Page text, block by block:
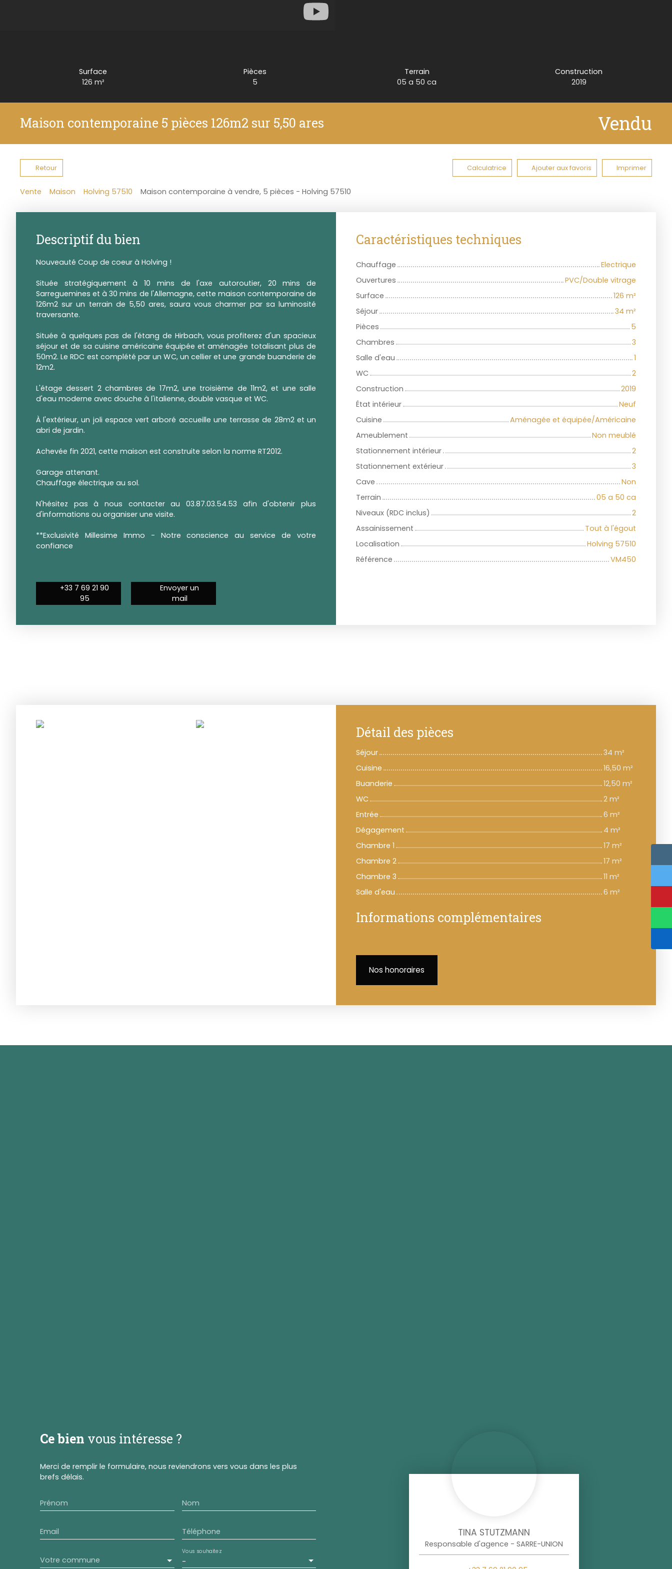
Surface
126 m²
Pièces
5
Terrain
05 a 50 ca
Construction
2019
Maison contemporaine 5 pièces 126m2 sur 5,50 ares Vendu
Retour Calculatrice Ajouter aux favoris Imprimer
Vente Maison Holving 57510 Maison contemporaine à vendre, 5 pièces - Holving 57510
Descriptif du bien
Nouveauté Coup de coeur à Holving !
Située stratégiquement à 10 mins de l'axe autoroutier, 20 mins de
Sarreguemines et à 30 mins de l'Allemagne, cette maison contemporaine de
126m2 sur un terrain de 5,50 ares, saura vous charmer par sa luminosité
traversante.
Située à quelques pas de l'étang de Hirbach, vous profiterez d'un spacieux
séjour et de sa cuisine américaine équipée et aménagée totalisant plus de
50m2. Le RDC est complété par un WC, un cellier et une grande buanderie de
12m2.
L'étage dessert 2 chambres de 17m2, une troisième de 11m2, et une salle
d'eau moderne avec douche à l'italienne, double vasque et WC.
À l'extérieur, un joli espace vert arboré accueille une terrasse de 28m2 et un
abri de jardin.
Achevée fin 2021, cette maison est construite selon la norme RT2012.
Garage attenant.
Chauffage électrique au sol.
N'hésitez pas à nous contacter au 03.87.03.54.53 afin d'obtenir plus
d'informations ou organiser une visite.
**Exclusivité Millesime Immo - Notre conscience au service de votre
confiance
+33 7 69 21 90
95
Envoyer un
mail
Caractéristiques techniques
Chauffage
Electrique
Ouvertures
PVC/Double vitrage
Surface
126 m²
Séjour
34 m²
Pièces
5
Chambres
3
Salle d'eau
1
WC
2
Construction
2019
État intérieur
Neuf
Cuisine
Aménagée et équipée/Américaine
Ameublement
Non meublé
Stationnement intérieur
2
Stationnement extérieur
3
Cave
Non
Terrain
05 a 50 ca
Niveaux (RDC inclus)
2
Assainissement
Tout à l'égout
Localisation
Holving 57510
Référence
VM450
Détail des pièces
Séjour
34 m²
Cuisine
16,50 m²
Buanderie
12,50 m²
WC
2 m²
Entrée
6 m²
Dégagement
4 m²
Chambre 1
17 m²
Chambre 2
17 m²
Chambre 3
11 m²
Salle d'eau
6 m²
Informations complémentaires
Nos honoraires
Ce bien vous intéresse ?
Merci de remplir le formulaire, nous reviendrons vers vous dans les plus
brefs délais.
Prénom Nom
Email Téléphone
Votre commune -
Vous souhaitez
TINA STUTZMANN
Responsable d'agence - SARRE-UNION